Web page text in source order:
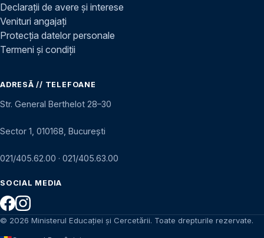
Declarații de avere și interese
Venituri angajați
Protecția datelor personale
Termeni și condiții
ADRESĂ // TELEFOANE
Str. General Berthelot 28–30
Sector 1, 010168, București
021/405.62.00 · 021/405.63.00
SOCIAL MEDIA
© 2026 Ministerul Educației și Cercetării. Toate drepturile rezervate.